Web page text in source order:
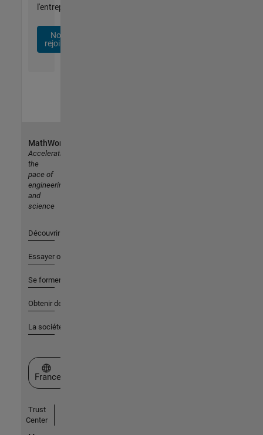
l'entreprise.
Nous
rejoindre
MathWorks
Accelerating
the
pace of
engineering
and
science
Découvrir les produits
Essayer ou acheter
Se former
Obtenir de l'aide
La société
Sélectionner un site web
France
Trust
Center